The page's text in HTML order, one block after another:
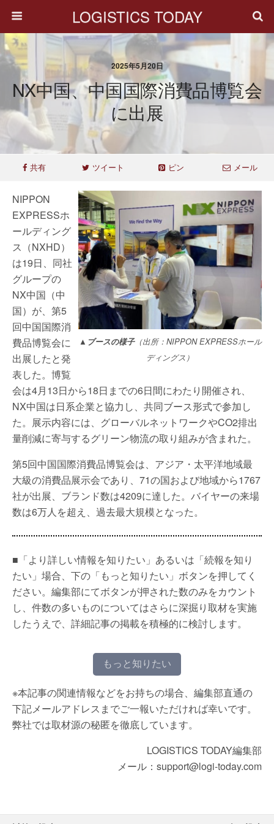
LOGISTICS TODAY
2025年5月20日
NX中国、中国国際消費品博覧会
に出展
共有 ツイート ピン メール
▲ブースの様子（出所：NIPPON EXPRESSホール
ディングス）
NIPPON
EXPRESSホ
ールディング
ス（NXHD）
は19日、同社
グループの
NX中国（中
国）が、第5
回中国国際消
費品博覧会に
出展したと発
表した。博覧
会は4月13日から18日までの6日間にわたり開催され、
NX中国は日系企業と協力し、共同ブース形式で参加し
た。展示内容には、グローバルネットワークやCO2排出
量削減に寄与するグリーン物流の取り組みが含まれた。
第5回中国国際消費品博覧会は、アジア・太平洋地域最
大級の消費品展示会であり、71の国および地域から1767
社が出展、ブランド数は4209に達した。バイヤーの来場
数は6万人を超え、過去最大規模となった。
■「より詳しい情報を知りたい」あるいは「続報を知り
たい」場合、下の「もっと知りたい」ボタンを押してく
ださい。編集部にてボタンが押された数のみをカウント
し、件数の多いものについてはさらに深掘り取材を実施
したうえで、詳細記事の掲載を積極的に検討します。
もっと知りたい
※本記事の関連情報などをお持ちの場合、編集部直通の
下記メールアドレスまでご一報いただければ幸いです。
弊社では取材源の秘匿を徹底しています。
LOGISTICS TODAY編集部
メール：support@logi-today.com